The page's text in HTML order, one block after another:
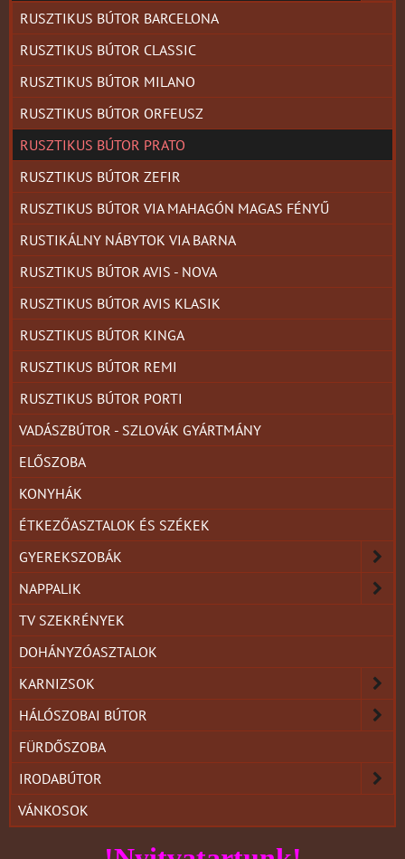
RUSZTIKUS BÚTOR BARCELONA
RUSZTIKUS BÚTOR CLASSIC
RUSZTIKUS BÚTOR MILANO
RUSZTIKUS BÚTOR ORFEUSZ
RUSZTIKUS BÚTOR PRATO
RUSZTIKUS BÚTOR ZEFIR
RUSZTIKUS BÚTOR VIA MAHAGÓN MAGAS FÉNYŰ
RUSTIKÁLNY NÁBYTOK VIA BARNA
RUSZTIKUS BÚTOR AVIS - NOVA
RUSZTIKUS BÚTOR AVIS KLASIK
RUSZTIKUS BÚTOR KINGA
RUSZTIKUS BÚTOR REMI
RUSZTIKUS BÚTOR PORTI
VADÁSZBÚTOR - SZLOVÁK GYÁRTMÁNY
ELŐSZOBA
KONYHÁK
ÉTKEZŐASZTALOK ÉS SZÉKEK
GYEREKSZOBÁK
NAPPALIK
TV SZEKRÉNYEK
DOHÁNYZÓASZTALOK
KARNIZSOK
HÁLÓSZOBAI BÚTOR
FÜRDŐSZOBA
IRODABÚTOR
VÁNKOSOK